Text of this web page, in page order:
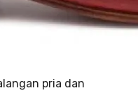
pria dan